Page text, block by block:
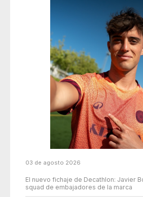
03 de agosto 2026
El nuevo fichaje de Decathlon: Javier
squad de embajadores de la marca